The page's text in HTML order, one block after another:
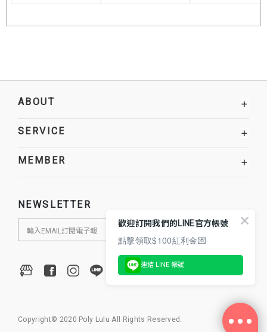
ABOUT +
SERVICE +
MEMBER +
NEWSLETTER
Copyright© 2020 Poly Lulu All Rights Reserved.
歡迎訂閱我們的LINE官方帳號
點擊領取$100紅利金💌
連結 LINE 帳號